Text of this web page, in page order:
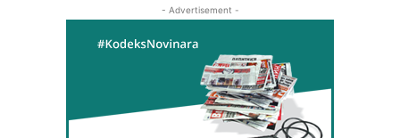
- Advertisement -